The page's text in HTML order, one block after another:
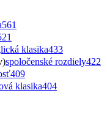
561
klasika433
spoločenské rozdiely422
409
klasika404